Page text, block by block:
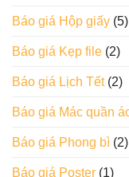
Báo giá Hộp giấy (5)
Báo giá Kẹp file (2)
Báo giá Lịch Tết(2)
Báo giá Mác quần
Báo giá Phong bì (2)
Báo giá Poster (1)